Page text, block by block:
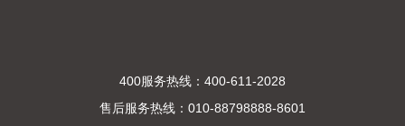
400服务热线：400-611-2028
售后服务热线：010-88798888-8601